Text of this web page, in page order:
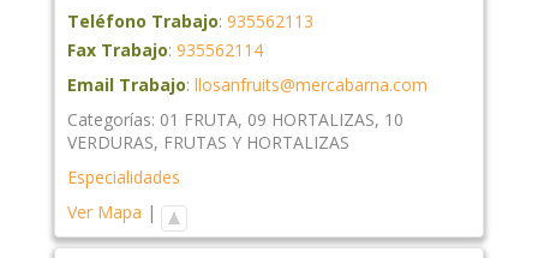
Teléfono Trabajo: 935562113
Fax Trabajo: 935562114
Email Trabajo: llosanfruits@mercabarna.com
Categorías: 01 FRUTA, 09 HORTALIZAS, 10
VERDURAS, FRUTAS Y HORTALIZAS
Especialidades
Ver Mapa |